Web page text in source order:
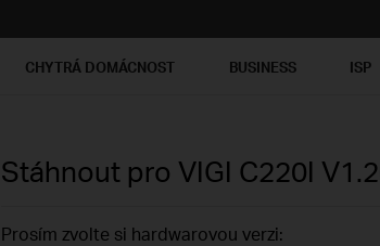
CHYTRÁ DOMÁCNOST BUSINESS ISP
Stáhnout pro VIGI C220I
Prosím zvolte si hardwarovou verzi: